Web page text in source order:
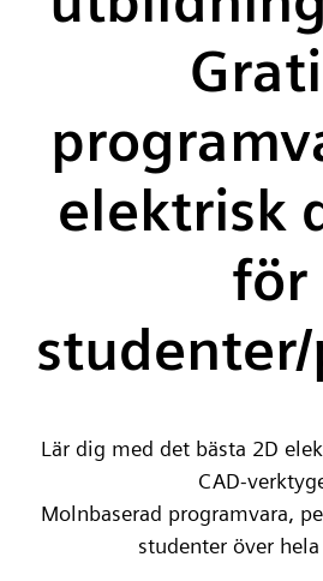
elektrisk
för
Lär dig med det bästa 2D
CAD-
Molnbaserad programvara,
studenter över